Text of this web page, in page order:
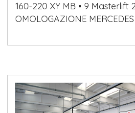
160-220 XY MB • 9 Masterlift
OMOLOGAZIONE MERCEDES